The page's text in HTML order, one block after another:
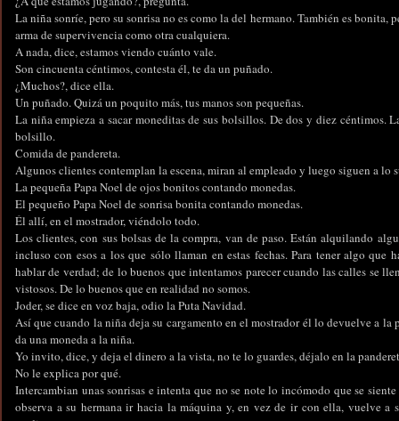
La niña sonríe, pero su sonrisa no es como la del hermano. También es bonita,
arma de supervivencia como otra cualquiera.
A nada, dice, estamos viendo cuánto vale.
Son cincuenta céntimos, contesta él, te da un puñado.
¿Muchos?, dice ella.
Un puñado. Quizá un poquito más, tus manos son pequeñas.
La niña empieza a sacar moneditas de sus bolsillos. De dos y diez céntimos.
bolsillo.
Comida de pandereta.
Algunos clientes contemplan la escena, miran al empleado y luego siguen a lo
La pequeña Papa Noel de ojos bonitos contando monedas.
El pequeño Papa Noel de sonrisa bonita contando monedas.
Él allí, en el mostrador, viéndolo todo.
Los clientes, con sus bolsas de la compra, van de paso. Están alquilando
incluso con esos a los que sólo llaman en estas fechas. Para tener algo que
hablar de verdad; de lo buenos que intentamos parecer cuando las calles se
vistosos. De lo buenos que en realidad no somos.
Joder, se dice en voz baja, odio la Puta Navidad.
Así que cuando la niña deja su cargamento en el mostrador él lo devuelve a
da una moneda a la niña.
Yo invito, dice, y deja el dinero a la vista, no te lo guardes, déjalo en la
No le explica por qué.
Intercambian unas sonrisas e intenta que no se note lo incómodo que se
observa a su hermana ir hacia la máquina y, en vez de ir con ella, vuelve a